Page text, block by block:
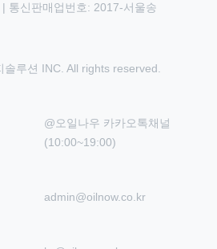
통신판매업번호: 2017-서울송
루션 INC. All rights reserved.
@오일나우 카카오톡채널
(10:00~19:00)
admin@oilnow.co.kr